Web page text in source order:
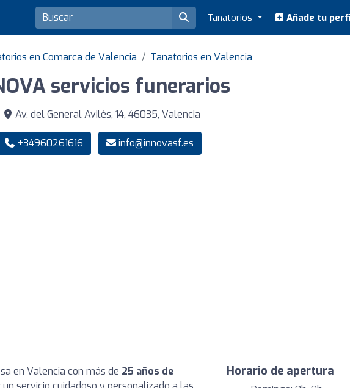
Tanatorios Añade tu
en Comarca de Valencia Tanatorios en Valencia
servicios funerarios
Av. del General Avilés, 14, 46035, Valencia
+34960261616 info@innovasf.es
en Valencia con más de 25 años de
Horario de apertura